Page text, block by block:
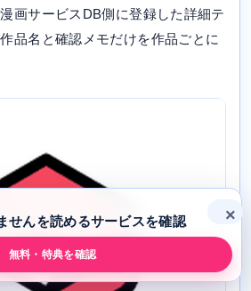
画サービスDB側に登録した詳細テ
品名と確認メモだけを作品ごとに
せんを読めるサービスを確認
無料・特典を確認
×